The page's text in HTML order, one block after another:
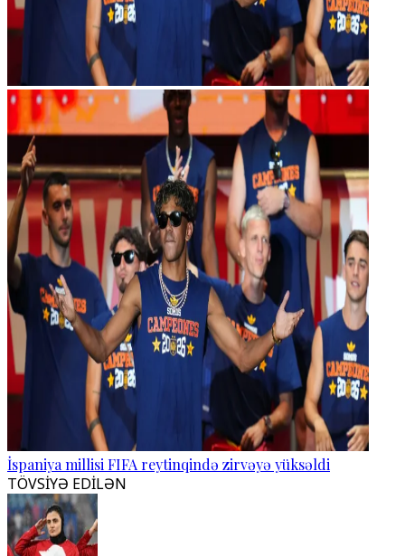
İspaniya millisi FIFA reytinqində zirvəyə yüksəldi
TÖVSİYƏ EDİLƏN